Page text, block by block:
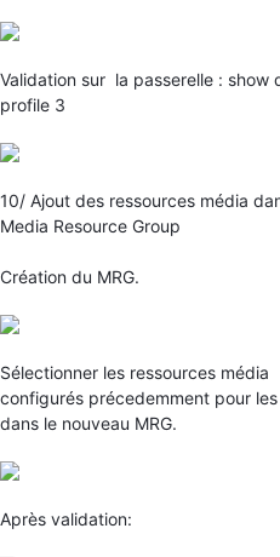
Validation sur la passerelle : show
profile 3
10/ Ajout des ressources média
Media Resource Group
Création du MRG.
Sélectionner les ressources média
configurés précedemment pour
dans le nouveau MRG.
Après validation: